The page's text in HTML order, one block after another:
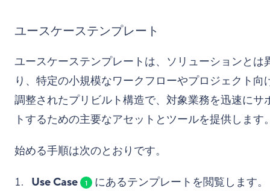
ユースケーステンプレート
ユースケーステンプレートは、ソリューションとは
り、特定の小規模なワークフローやプロジェクト向
調整されたプリビルト構造で、対象業務を迅速にサ
トするための主要なアセットとツールを提供します
始める手順は次のとおりです。
Use Case 1 にあるテンプレートを閲覧します。